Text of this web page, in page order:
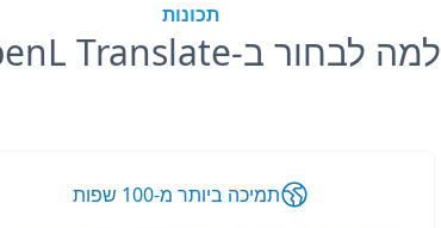
תכונות
למה לבחור ב-OpenL Translate?
תמיכה ביותר מ-100 שפות